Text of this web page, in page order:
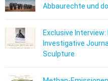
Abbaurechte und
Exclusive
Investigative
Sculpture